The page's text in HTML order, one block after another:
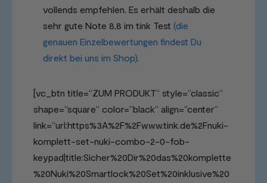
vollends empfehlen. Es erhält deshalb die
sehr gute Note 8,8 im tink Test (die
genauen Einzelbewertungen findest Du
direkt bei uns im Shop).
[vc_btn title=“ZUM PRODUKT“ style=“classic“
shape=“square“ color=“black“ align=“center“
link=“url:https%3A%2F%2Fwww.tink.de%2Fnuki-
komplett-set-nuki-combo-2-0-fob-
keypad|title:Sicher%20Dir%20das%20komplette
%20Nuki%20Smartlock%20Set%20inklusive%20